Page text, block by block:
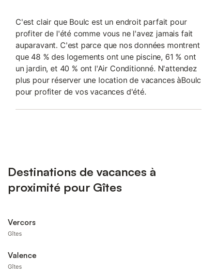
C'est clair que Boulc est un endroit parfait pour
profiter de l'été comme vous ne l'avez jamais fait
auparavant. C'est parce que nos données montrent
que 48 % des logements ont une piscine, 61 % ont
un jardin, et 40 % ont l'Air Conditionné. N'attendez
plus pour réserver une location de vacances àBoulc
pour profiter de vos vacances d'été.
Destinations de vacances à
proximité pour Gîtes
Vercors
Gîtes
Valence
Gîtes